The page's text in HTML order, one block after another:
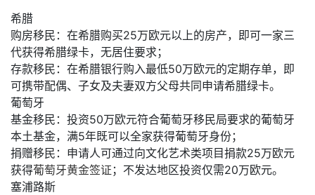
希腊
购房移民：在希腊购买25万欧元以上的房产，即可一家三
代获得希腊绿卡，无居住要求；
存款移民：在希腊银行购入最低50万欧元的定期存单，即
可携带配偶、子女及夫妻双方父母共同申请希腊绿卡。
葡萄牙
基金移民：投资50万欧元符合葡萄牙移民局要求的葡萄牙
本土基金，满5年既可以全家获得葡萄牙身份；
捐赠移民：申请人可通过向文化艺术类项目捐款25万欧元
获得葡萄牙黄金签证 ；不发达地区投资仅需20万欧元。
塞浦路斯